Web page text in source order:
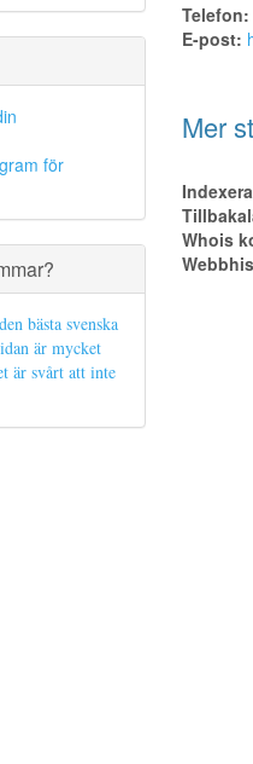
för
bästa svenska
är mycket
är svårt att inte
Telefon:
E-post:
Mer
Whois